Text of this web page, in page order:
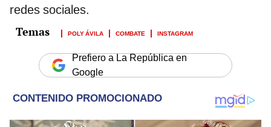
redes sociales.
POLY ÁVILA COMBATE INSTAGRAM
Prefiero a La República en
Google